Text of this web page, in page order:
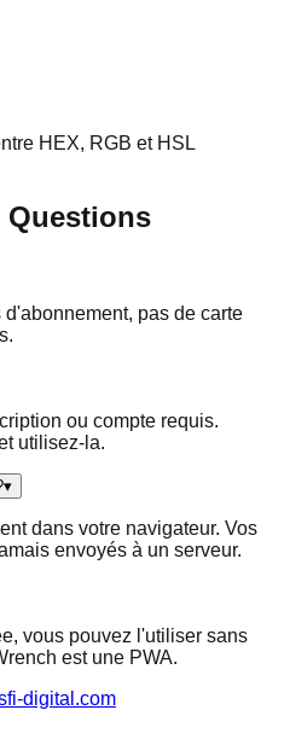
HEX, RGB et HSL
Questions
pas de carte
ou compte requis.
utilisez-la.
▾
dans votre navigateur. Vos
envoyés à un serveur.
vous pouvez l'utiliser sans
est une PWA.
digital.com